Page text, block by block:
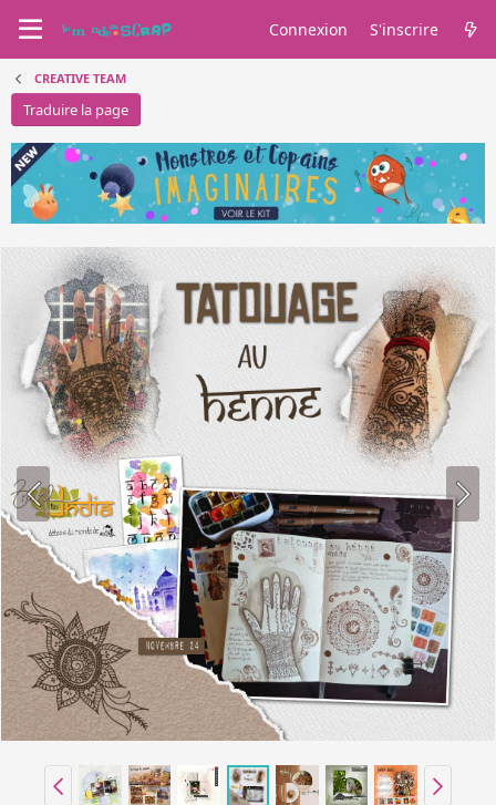
Connexion S'inscrire
CREATIVE TEAM
Traduire la page